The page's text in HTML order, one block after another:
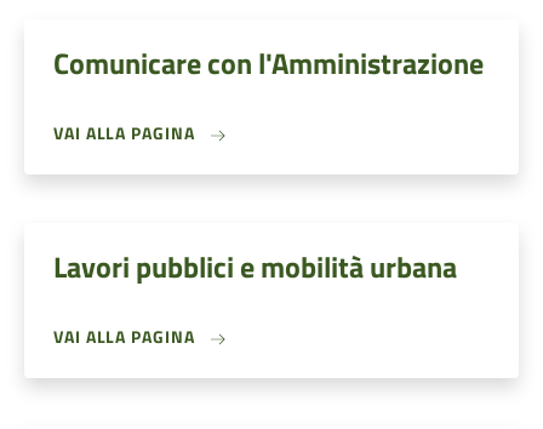
Comunicare con l'Amministrazione
VAI ALLA PAGINA
Lavori pubblici e mobilità urbana
VAI ALLA PAGINA